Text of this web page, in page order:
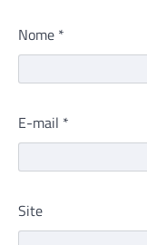
Nome *
E-mail *
Site